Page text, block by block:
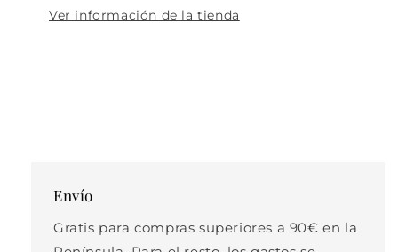
Ver información de la tienda
Envío
Gratis para compras superiores a 90€ en la